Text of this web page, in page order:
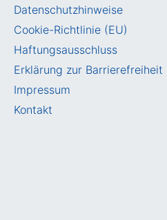
Datenschutzhinweise
Cookie-Richtlinie (EU)
Haftungsausschluss
Erklärung zur Barrierefreiheit
Impressum
Kontakt